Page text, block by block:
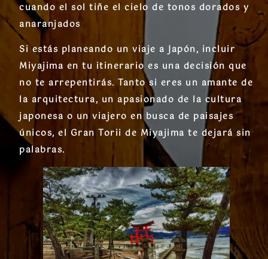
cuando el sol tiñe el cielo de tonos dorados y
anaranjados
Si estás planeando un viaje a Japón, incluir
Miyajima en tu itinerario es una decisión que
no te arrepentirás. Tanto si eres un amante de
la arquitectura, un apasionado de la cultura
japonesa o un viajero en busca de paisajes
únicos, el Gran Torii de Miyajima te dejará sin
palabras.